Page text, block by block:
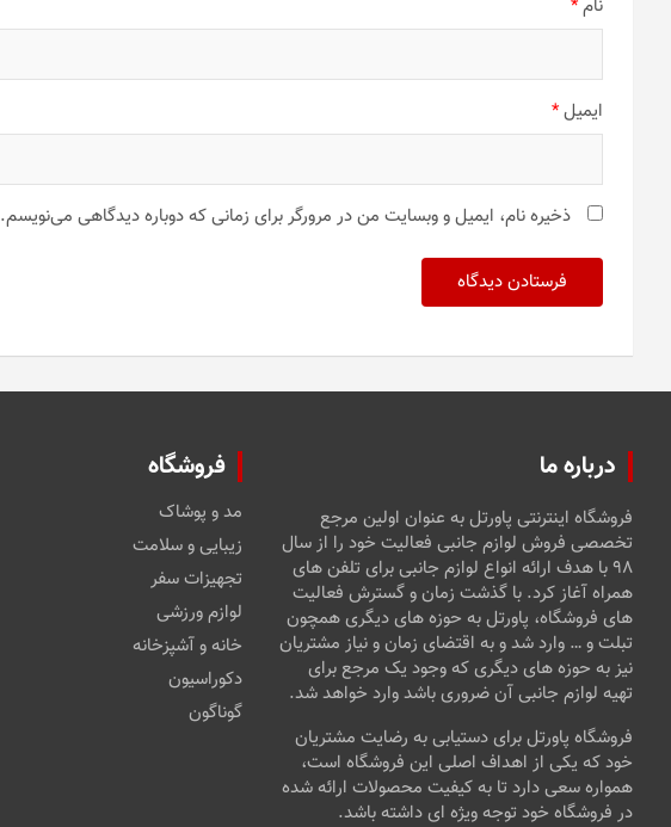
نام*
ایمیل*
ذخیره نام، ایمیل و وبسایت من در مرورگر برای زمانی که دوباره دیدگاهی می‌نویسم.
درباره ما
فروشگاه اینترنتی پاورتل به عنوان اولین مرجع
تخصصی فروش لوازم جانبی فعالیت خود را از سال
۹۸ با هدف ارائه انواع لوازم جانبی برای تلفن های
همراه آغاز کرد. با گذشت زمان و گسترش فعالیت
های فروشگاه، پاورتل به حوزه های دیگری همچون
تبلت و … وارد شد و به اقتضای زمان و نیاز مشتریان
نیز به حوزه های دیگری که وجود یک مرجع برای
تهیه لوازم جانبی آن ضروری باشد وارد خواهد شد.
فروشگاه پاورتل برای دستیابی به رضایت مشتریان
خود که یکی از اهداف اصلی این فروشگاه است،
همواره سعی دارد تا به کیفیت محصولات ارائه شده
در فروشگاه خود توجه ویژه ای داشته باشد.
فروشگاه
مد و پوشاک
زیبایی و سلامت
تجهیزات سفر
لوازم ورزشی
خانه و آشپزخانه
دکوراسیون
گوناگون